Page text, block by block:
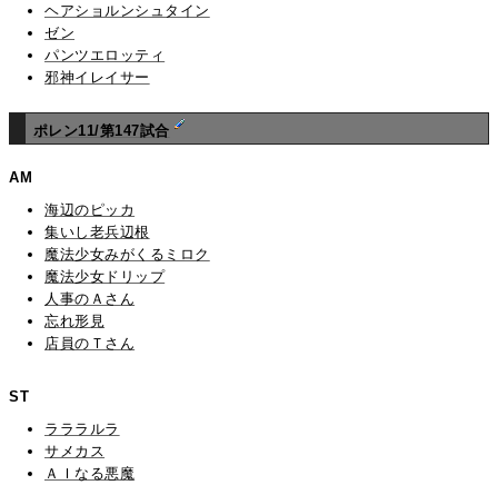
ヘアショルンシュタイン
ゼン
パンツエロッティ
邪神イレイサー
ポレン11/第147試合
AM
海辺のピッカ
集いし老兵辺根
魔法少女みがくるミロク
魔法少女ドリップ
人事のＡさん
忘れ形見
店員のＴさん
ST
ラララルラ
サメカス
ＡＩなる悪魔